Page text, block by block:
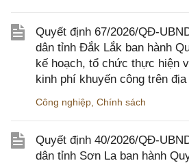
Quyết định 67/2026/QĐ-
dân tỉnh Đắk Lắk ban hành
kế hoạch, tổ chức thực hiện
kinh phí khuyến công trên
Công nghiệp Chính sách
Quyết định 40/2026/QĐ-
dân tỉnh Sơn La ban hành